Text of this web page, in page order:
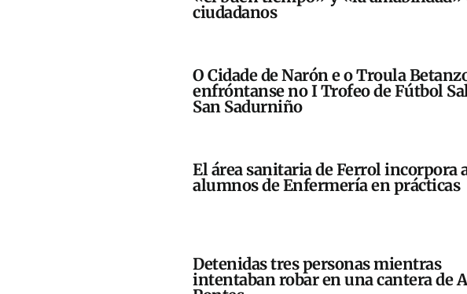
ciudadanos
O Cidade de Narón e o Troula
enfróntanse no I Trofeo de Fútbol
San Sadurniño
El área sanitaria de Ferrol incorpora
alumnos de Enfermería en prácticas
Detenidas tres personas mientras
intentaban robar en una cantera de